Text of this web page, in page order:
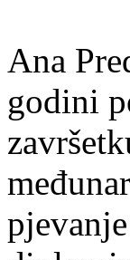
Ana
godini